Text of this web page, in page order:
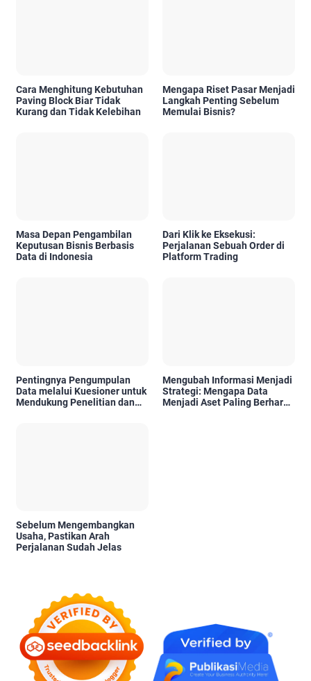
Cara Menghitung Kebutuhan
Paving Block Biar Tidak
Kurang dan Tidak Kelebihan
Mengapa Riset Pasar Menjadi
Langkah Penting Sebelum
Memulai Bisnis?
Masa Depan Pengambilan
Keputusan Bisnis Berbasis
Data di Indonesia
Dari Klik ke Eksekusi:
Perjalanan Sebuah Order di
Platform Trading
Pentingnya Pengumpulan
Data melalui Kuesioner untuk
Mendukung Penelitian dan
Mengubah Informasi Menjadi
Strategi: Mengapa Data
Menjadi Aset Paling Berharga
Sebelum Mengembangkan
Usaha, Pastikan Arah
Perjalanan Sudah Jelas